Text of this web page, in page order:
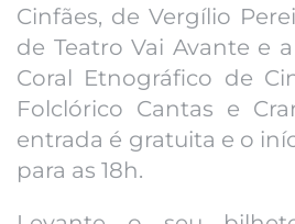
Cinfães, de Vergílio
de Teatro Vai Avante e
Coral Etnográfico de
Folclórico Cantas e
entrada é gratuita e o
para as 18h.